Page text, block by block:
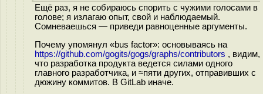
Ещё раз, я не собираюсь спорить с чужими голосами в
голове; я излагаю опыт, свой и наблюдаемый.
Сомневаешься — приведи равноценные аргументы.
Почему упомянул «bus factor»: основываясь на
https://github.com/gogits/gogs/graphs/contributors , видим,
что разработка продукта ведется силами одного
главного разработчика, и ≈пяти других, отправивших с
дюжину коммитов. В GitLab иначе.